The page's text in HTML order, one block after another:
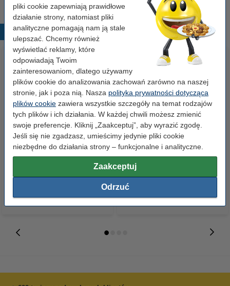
pliki cookie zapewniają prawidłowe
działanie strony, natomiast pliki
analityczne pomagają nam ją stale
ulepszać. Chcemy również
wyświetlać reklamy, które
odpowiadają Twoim
zainteresowaniom, dlatego używamy
plików cookie do analizowania zachowań zarówno na naszej
stronie, jak i poza nią. Nasza polityka prywatności dotycząca
plików cookie zawiera wszystkie szczegóły na temat rodzajów
tych plików i ich działania. W każdej chwili możesz zmienić
swoje preferencje. Kliknij „Zaakceptuj”, aby wyrazić zgodę.
Jeśli się nie zgadzasz, umieścimy jedynie pliki cookie
niezbędne do działania strony – funkcjonalne i analityczne.
Zaakceptuj
Odrzuć
Popularne produkty
18L0032 (Nr 82) tusz czarny,
oryginalny
OKI 44469804 toner czarny,
zwiększona pojemność,
oryginalny